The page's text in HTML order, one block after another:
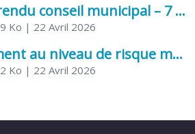
Compte rendu conseil municipal – 7 avril 2026
Ko | 22 Avril 2026
Abaissement au niveau de risque modéré de l’Influenza aviaire
Ko | 22 Avril 2026